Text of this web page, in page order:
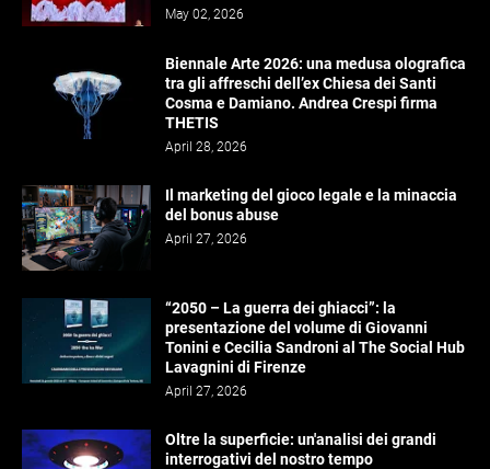
May 02, 2026
Biennale Arte 2026: una medusa olografica
tra gli affreschi dell’ex Chiesa dei Santi
Cosma e Damiano. Andrea Crespi firma
THETIS
April 28, 2026
Il marketing del gioco legale e la minaccia
del bonus abuse
April 27, 2026
“2050 – La guerra dei ghiacci”: la
presentazione del volume di Giovanni
Tonini e Cecilia Sandroni al The Social Hub
Lavagnini di Firenze
April 27, 2026
Oltre la superficie: un'analisi dei grandi
interrogativi del nostro tempo